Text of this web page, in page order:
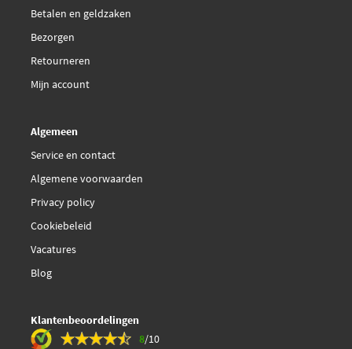
Maxgear AC882899
Nissens 94626
Valeo Compact 817608
Valeo 817608
Waeco 8880400266
Betalen en geldzaken
Bezorgen
Retourneren
Mijn account
Algemeen
Service en contact
Algemene voorwaarden
Privacy policy
Cookiebeleid
Vacatures
Blog
Klantenbeoordelingen
8/10